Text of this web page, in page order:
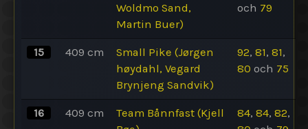
Woldmo Sand,
Martin Buer)
och 79
15 409 cm
Small Pike (Jørgen
høydahl, Vegard
Brynjeng Sandvik)
92, 81, 81,
80 och 75
16 409 cm
Team Bånnfast (Kjell
84, 84, 82,